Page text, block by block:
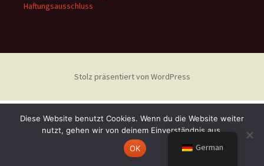
Haftungsausschluss
Stolz präsentiert von WordPress
German
Diese Website benutzt Cookies. Wenn du die Website weiter
nutzt, gehen wir von deinem Einverständnis aus.
OK